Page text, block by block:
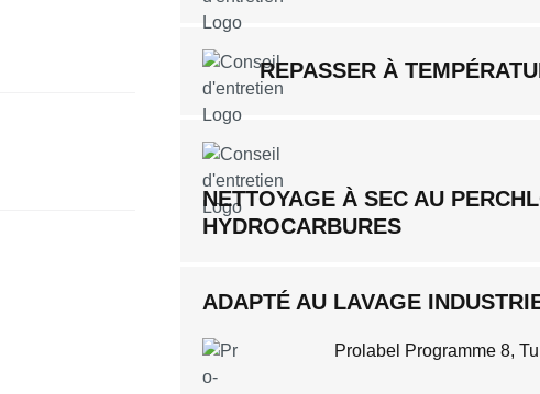
REPASSER À
NETTOYAGE À SEC AU
HYDROCARBURES
ADAPTÉ AU LAVAGE
Prolabel Programme 8,